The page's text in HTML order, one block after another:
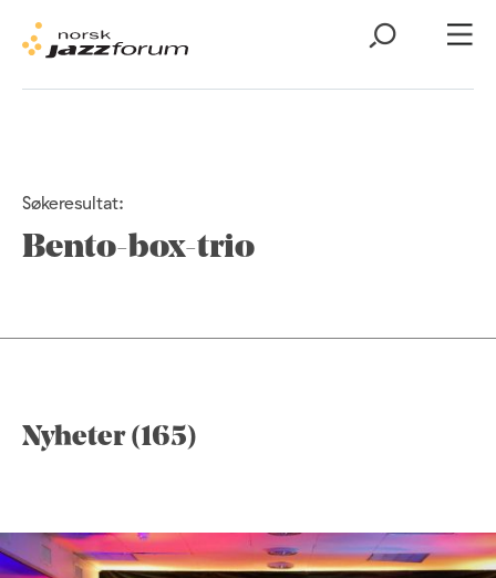
Søkeresultat:
Bento-box-trio
Nyheter (165)